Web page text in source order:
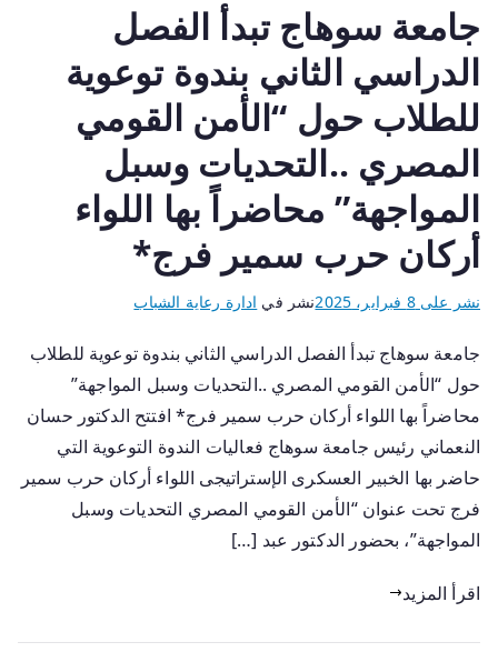
جامعة سوهاج تبدأ الفصل
الدراسي الثاني بندوة توعوية
للطلاب حول “الأمن القومي
المصري ..التحديات وسبل
المواجهة” محاضراً بها اللواء
أركان حرب سمير فرج*
نشر على8 فبراير، 2025 نشر في ادارة رعاية الشباب
جامعة سوهاج تبدأ الفصل الدراسي الثاني بندوة توعوية للطلاب
حول “الأمن القومي المصري ..التحديات وسبل المواجهة”
محاضراً بها اللواء أركان حرب سمير فرج* افتتح الدكتور حسان
النعماني رئيس جامعة سوهاج فعاليات الندوة التوعوية التي
حاضر بها الخبير العسكرى الإستراتيجى اللواء أركان حرب سمير
فرج تحت عنوان “الأمن القومي المصري التحديات وسبل
المواجهة”، بحضور الدكتور عبد […]
اقرأ المزيد